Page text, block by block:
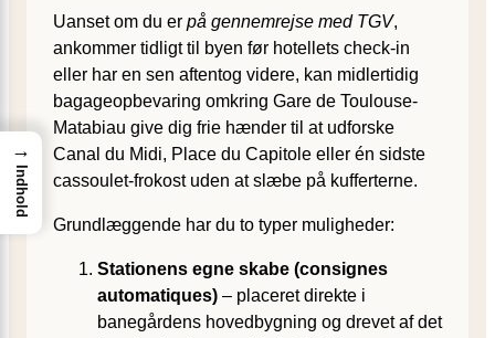
Uanset om du er på gennemrejse med TGV,
ankommer tidligt til byen før hotellets check-in
eller har en sen aftentog videre, kan midlertidig
bagageopbevaring omkring Gare de Toulouse-
Matabiau give dig frie hænder til at udforske
Canal du Midi, Place du Capitole eller én sidste
cassoulet-frokost uden at slæbe på kufferterne.
Grundlæggende har du to typer muligheder:
Stationens egne skabe (consignes
automatiques) – placeret direkte i
banegårdens hovedbygning og drevet af det
→
Indhold